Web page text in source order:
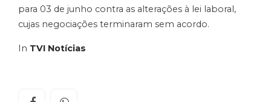
para 03 de junho contra as alterações à lei laboral,
cujas negociações terminaram sem acordo.
In TVI Notícias